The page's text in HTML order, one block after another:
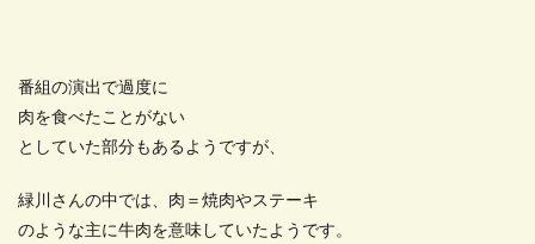
番組の演出で過度に
肉を食べたことがない
としていた部分もあるようですが、
緑川さんの中では、肉＝焼肉やステーキ
のような主に牛肉を意味していたようです。